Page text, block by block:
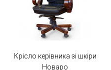
Крісло керівника зі шкіри
Новаро